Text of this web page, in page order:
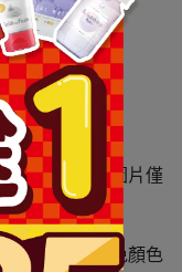
燦亮白130g
賣場之商品圖片僅
商品為準。
行購買，避免顏色